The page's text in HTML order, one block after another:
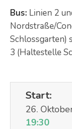
Bus: Linien 2
Nordstraße/
Schlossgarten)
3 (Haltestelle
Start:
26.
19:30